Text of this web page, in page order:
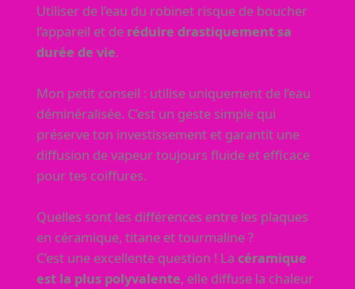
Utiliser de l’eau du robinet risque de boucher
l’appareil et de réduire drastiquement sa
durée de vie.
Mon petit conseil : utilise uniquement de l’eau
déminéralisée. C’est un geste simple qui
préserve ton investissement et garantit une
diffusion de vapeur toujours fluide et efficace
pour tes coiffures.
Quelles sont les différences entre les plaques
en céramique, titane et tourmaline ?
C’est une excellente question ! La céramique
est la plus polyvalente, elle diffuse la chaleur